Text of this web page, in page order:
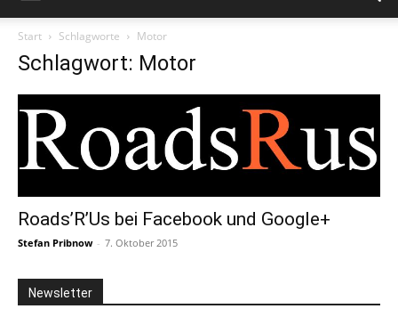
Start Schlagworte Motor
Schlagwort: Motor
Roads’R’Us bei Facebook und Google+
Stefan Pribnow - 7. Oktober 2015
Newsletter